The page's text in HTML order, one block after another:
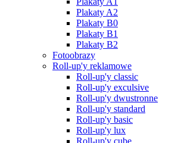
Plakaty A2
Plakaty B0
Plakaty B1
Plakaty B2
Fotoobrazy
Roll-up'y reklamowe
Roll-up'y classic
Roll-up'y exculsive
Roll-up'y dwustronne
Roll-up'y standard
Roll-up'y basic
Roll-up'y lux
Roll-up'y cube